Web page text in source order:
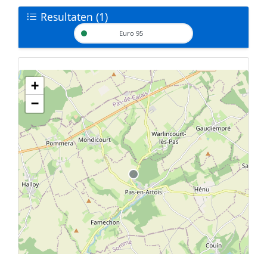
Resultaten (1)
Euro 95
Geen tankstations met locatiegegevens gevonden.
De kaart kan niet worden weergegeven zonder GPS coördinaten.
+
−